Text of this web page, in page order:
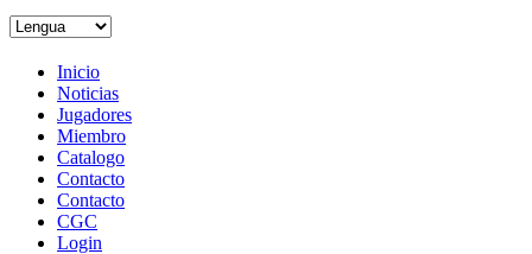
Inicio
Noticias
Jugadores
Miembro
Catalogo
Contacto
Contacto
CGC
Login